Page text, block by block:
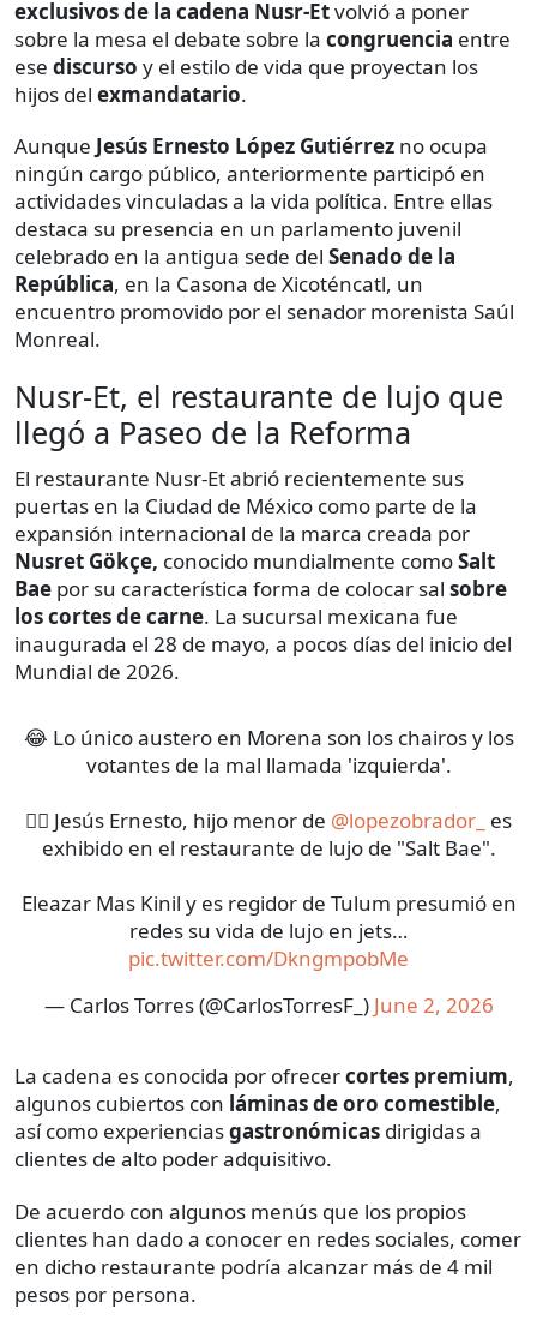
exclusivos de la cadena Nusr-Etvolvió a poner
sobre la mesa el debate sobre la congruencia entre
ese discurso y el estilo de vida que proyectan los
hijos del exmandatario.
Aunque Jesús Ernesto López Gutiérrez no ocupa
ningún cargo público, anteriormente participó en
actividades vinculadas a la vida política. Entre ellas
destaca su presencia en un parlamento juvenil
celebrado en la antigua sede del Senado de la
República, en la Casona de Xicoténcatl, un
encuentro promovido por el senador morenista Saúl
Monreal.
Nusr-Et, el restaurante de lujo que
llegó a Paseo de la Reforma
El restaurante Nusr-Et abrió recientemente sus
puertas en la Ciudad de México como parte de la
expansión internacional de la marca creada por
Nusret Gökçe, conocido mundialmente comoSalt
Bae por su característica forma de colocar sal sobre
los cortes de carne. La sucursal mexicana fue
inaugurada el 28 de mayo, a pocos días del inicio del
Mundial de 2026.
😂 Lo único austero en Morena son los chairos y los
votantes de la mal llamada 'izquierda'.
😵‍💫 Jesús Ernesto, hijo menor de @lopezobrador_ es
exhibido en el restaurante de lujo de "Salt Bae".
Eleazar Mas Kinil y es regidor de Tulum presumió en
redes su vida de lujo en jets…
pic.twitter.com/DkngmpobMe
— Carlos Torres (@CarlosTorresF_) June 2, 2026
La cadena es conocida por ofrecercortes premium,
algunos cubiertos con láminas de oro comestible,
así como experienciasgastronómicas dirigidas a
clientes de alto poder adquisitivo.
De acuerdo con algunos menús que los propios
clientes han dado a conocer en redes sociales, comer
en dicho restaurante podría alcanzar más de 4 mil
pesos por persona.